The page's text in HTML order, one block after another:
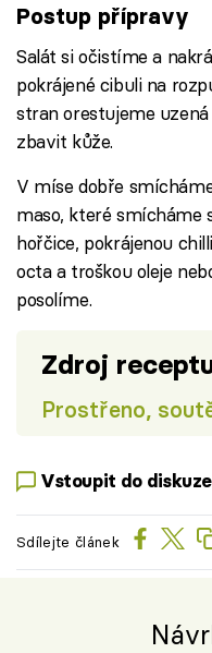
Postup přípravy
Salát si očistíme a
pokrájené cibuli na
stran orestujeme
zbavit kůže.
V míse dobře
maso, které smícháme
hořčice, pokrájenou
octa a troškou oleje
posolíme.
Zdroj
Prostřeno,
Vstoupit do diskuze
Sdílejte článek